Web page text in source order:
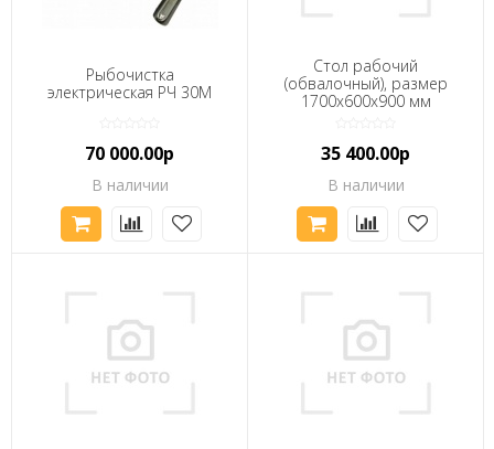
Рыбочистка
электрическая РЧ 30М
70 000.00р
В наличии
Стол рабочий
(обвалочный), размер
1700x600x900 мм
35 400.00р
В наличии